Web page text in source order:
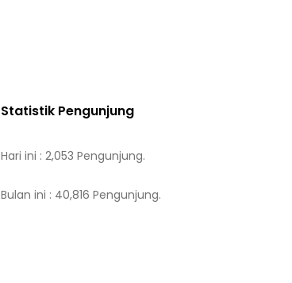
Statistik Pengunjung
Hari ini : 2,053 Pengunjung.
Bulan ini : 40,816 Pengunjung.